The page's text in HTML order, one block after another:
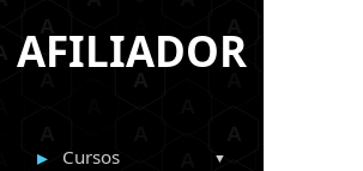
AFILIADOR
Cursos